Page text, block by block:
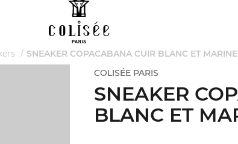
SNEAKER COPACABANA CUIR BLANC ET MARINE
COLISÉE PARIS
SNEAKER
BLANC ET